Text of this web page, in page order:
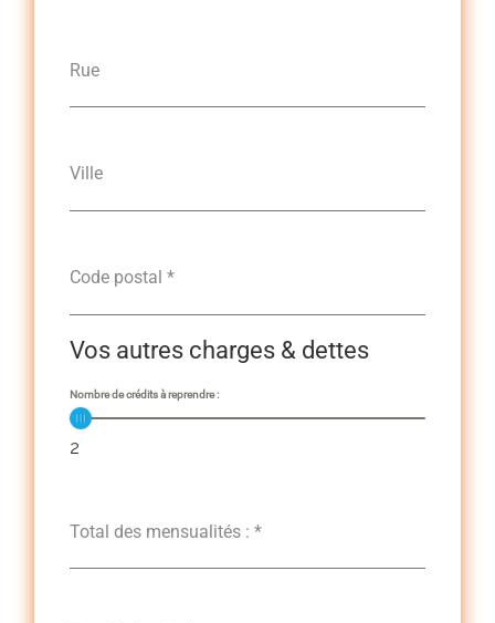
Rue
Ville
Code postal*
Vos autres charges & dettes
Nombre de crédits à reprendre :
2
Total des mensualités :*